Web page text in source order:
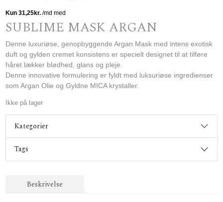
SUBLIME MASK ARGAN
Denne luxuriøse, genopbyggende Argan Mask med intens exotisk
duft og gylden cremet konsistens er specielt designet til at tilføre
håret lækker blødhed, glans og pleje.
Denne innovative formulering er fyldt med luksuriøse ingredienser
som Argan Olie og Gyldne MICA krystaller.
Ikke på lager
Kategorier
Tags
Beskrivelse